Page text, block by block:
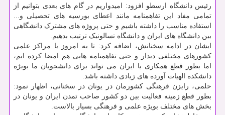
رئیس دانشگاه ارسطو افزود: امیدواریم در گام های بعدی بتوانیم از
تمامی مفاد این تفاهمنامه مانند اعطای بورسیه های تحصیلی و...
استفاده مناسب را داشته باشیم و حتی پروژه های مشترک دانشگاهی
بین دانشگاه های ایران و دانشگاه تسالونیک ترتیب بدهیم.
ایشان در ادامه سخنانش، اضافه کرد: تا به امروز با مراکز علمی
کشورهای مختلفی دیدار و حتی تفاهمنامه هایی هم امضا کرده ایم،
اما بطور قطع همکاری با ایران می تواند برای دانشجویان ما بویژه
دانشکده الهیات آورده های زیادی داشته باشد.
حلمی، رایزن فرهنگی کشورمان در یونان در سخنانی، اظهار نمود:
بطور قطع زمینه فعالیت بین دو کشور صاحب تمدن ایران و یونان در
بخش های مختلف بویژه علمی و فرهنگی بسیار بالاست.